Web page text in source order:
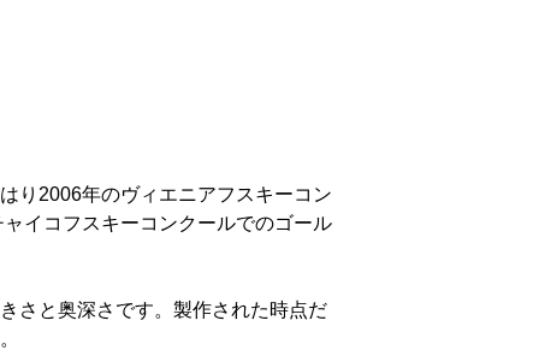
り2006年のヴィエニアフスキーコン
イコフスキーコンクールでのゴール
さと奥深さです。製作された時点だ